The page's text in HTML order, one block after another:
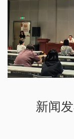
新闻